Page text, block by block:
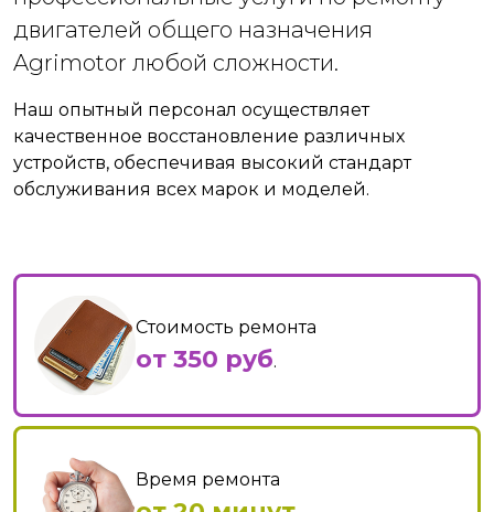
двигателей общего назначения
Agrimotor любой сложности.
Наш опытный персонал осуществляет
качественное восстановление различных
устройств, обеспечивая высокий стандарт
обслуживания всех марок и моделей.
Стоимость ремонта
от 350 руб.
Время ремонта